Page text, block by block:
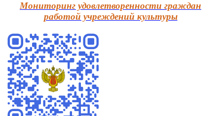
Мониторинг удовлетворенности граждан
работой учреждений культуры